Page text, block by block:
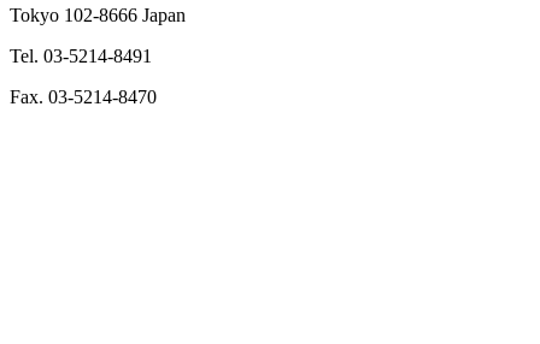
Tokyo 102-8666 Japan
Tel. 03-5214-8491
Fax. 03-5214-8470